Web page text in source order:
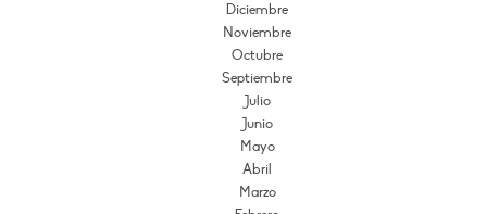
Diciembre
Noviembre
Octubre
Septiembre
Julio
Junio
Mayo
Abril
Marzo